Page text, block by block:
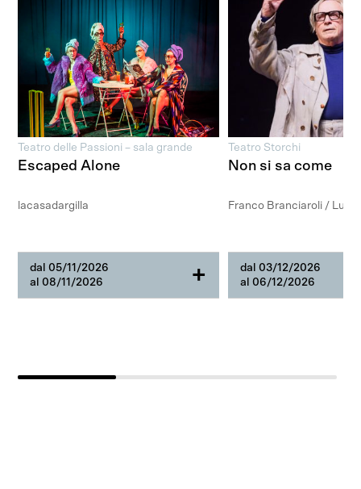
Teatro delle Passioni – sala grande
Escaped Alone
lacasadargilla
dal 05/11/2026
al 08/11/2026
+
Teatro Storchi
Non si sa come
Franco Branciaroli / Luigi
dal 03/12/2026
al 06/12/2026